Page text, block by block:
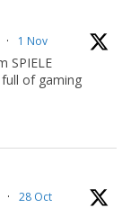
· 1 Nov
SPIELE
of gaming
· 28 Oct